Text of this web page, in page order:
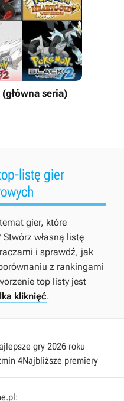
seria)
listę gier
gier, które
własną listę
i sprawdź, jak
z rankingami
top listy jest
kliknięć.
gry 2026 roku
4Najbliższe premiery